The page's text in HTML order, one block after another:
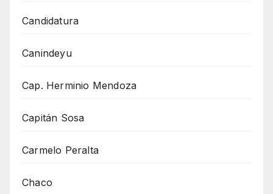
Candidatura
Canindeyu
Cap. Herminio Mendoza
Capitán Sosa
Carmelo Peralta
Chaco